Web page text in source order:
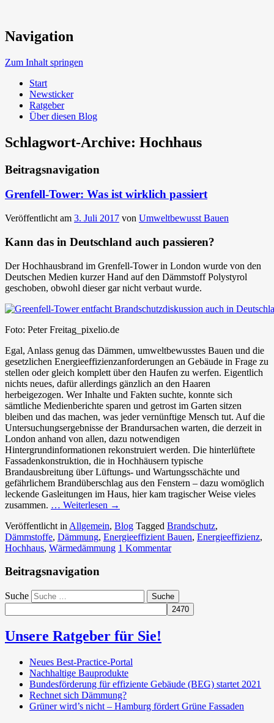
Umweltbewusst Bauen
Neue Trends beim Bauen der Zukunft
Navigation
Zum Inhalt springen
Start
Newsticker
Ratgeber
Über diesen Blog
Schlagwort-Archive: Hochhaus
Beitragsnavigation
Grenfell-Tower: Was ist wirklich passiert
Veröffentlicht am 3. Juli 2017 von Umweltbewusst Bauen
Kann das in Deutschland auch passieren?
Der Hochhausbrand im Grenfell-Tower in London wurde von den
Deutschen Medien kurzer Hand auf den Dämmstoff Polystyrol
geschoben, obwohl dieser gar nicht verbaut wurde.
Foto: Peter Freitag_pixelio.de
Egal, Anlass genug das Dämmen, umweltbewusstes Bauen und die
gesetzlichen Energieeffizienzanforderungen an Gebäude in Frage zu
stellen oder gleich komplett über den Haufen zu werfen. Eigentlich
nichts neues, dafür allerdings gänzlich an den Haaren
herbeigezogen. Wer Inhalte und Fakten suchte, konnte sich
sämtliche Medienberichte sparen und getrost im Garten sitzen
bleiben und das machen, was jeder vernünftige Mensch tut. Auf die
Untersuchungsergebnisse der Brandursachen warten, die derzeit in
London anhand von allen, dazu notwendigen
Hintergrundinformationen rekonstruiert werden. Die hinterlüftete
Fassadenkonstruktion, die in Hochhäusern typische
Brandausbreitung über Lüftungs- und Wartungsschächte und
gefährlichem Brandüberschlag aus den Fenstern – dazu womöglich
leckende Gasleitungen im Haus, hier kam tragischer Weise vieles
zusammen. … Weiterlesen →
Veröffentlicht in Allgemein, Blog Tagged Brandschutz,
Dämmstoffe, Dämmung, Energieeffizient Bauen, Energieeffizienz,
Hochhaus, Wärmedämmung 1 Kommentar
Beitragsnavigation
Suche
Unsere Ratgeber für Sie!
Neues Best-Practice-Portal
Nachhaltige Bauprodukte
Bundesförderung für effiziente Gebäude (BEG) startet 2021
Rechnet sich Dämmung?
Grüner wird’s nicht – Hamburg fördert Grüne Fassaden